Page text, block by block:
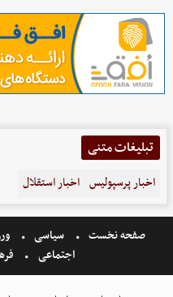
تبلیغات متنی
اخبار پرسپولیس اخبار استقلال
صفحه نخست سیاسی
اجتماعی